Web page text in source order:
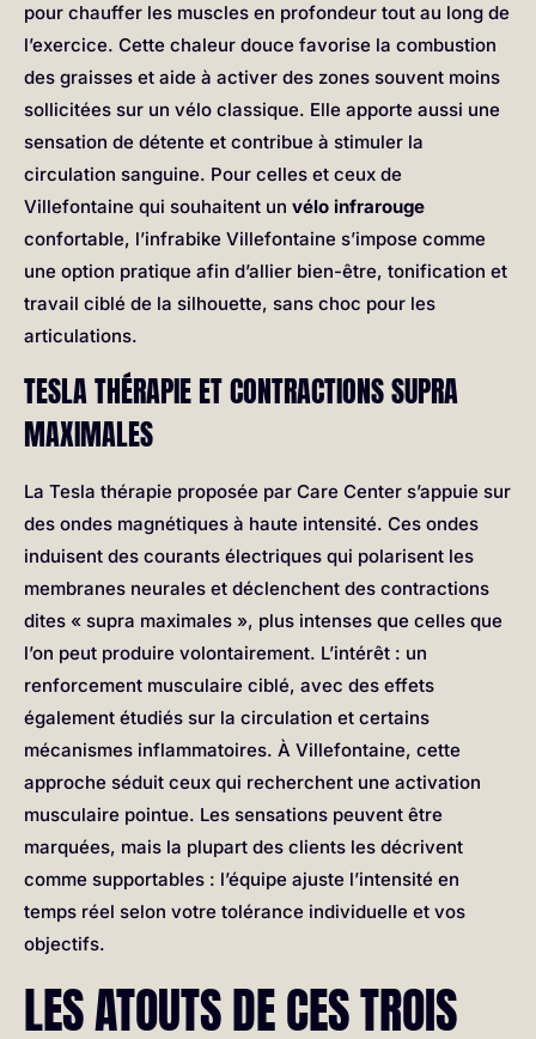
pour chauffer les muscles en profondeur tout au long de
l’exercice. Cette chaleur douce favorise la combustion
des graisses et aide à activer des zones souvent moins
sollicitées sur un vélo classique. Elle apporte aussi une
sensation de détente et contribue à stimuler la
circulation sanguine. Pour celles et ceux de
Villefontaine qui souhaitent un vélo infrarouge
confortable, l’infrabike Villefontaine s’impose comme
une option pratique afin d’allier bien-être, tonification et
travail ciblé de la silhouette, sans choc pour les
articulations.
TESLA THÉRAPIE ET CONTRACTIONS SUPRA
MAXIMALES
La Tesla thérapie proposée par Care Center s’appuie sur
des ondes magnétiques à haute intensité. Ces ondes
induisent des courants électriques qui polarisent les
membranes neurales et déclenchent des contractions
dites « supra maximales », plus intenses que celles que
l’on peut produire volontairement. L’intérêt : un
renforcement musculaire ciblé, avec des effets
également étudiés sur la circulation et certains
mécanismes inflammatoires. À Villefontaine, cette
approche séduit ceux qui recherchent une activation
musculaire pointue. Les sensations peuvent être
marquées, mais la plupart des clients les décrivent
comme supportables : l’équipe ajuste l’intensité en
temps réel selon votre tolérance individuelle et vos
objectifs.
LES ATOUTS DE CES TROIS